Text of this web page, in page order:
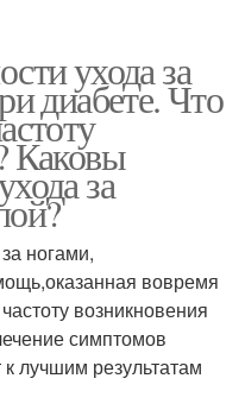
ухода за
диабете. Что
Каковы
за
ногами,
вовремя
возникновения
симптомов
лучшим результатам